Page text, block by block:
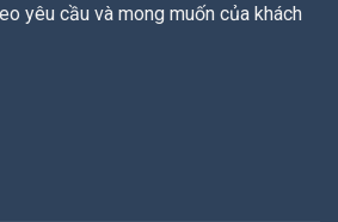
yêu cầu và mong muốn của khách